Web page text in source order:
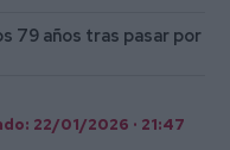
79 años tras pasar por
22/01/2026 · 21:47